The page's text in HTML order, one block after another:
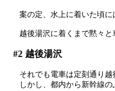
案の定、水上に着いた頃に
越後湯沢に着くまで黙々
#2 越後湯沢
それでも電車は定刻通り
しかし、都内から新幹線